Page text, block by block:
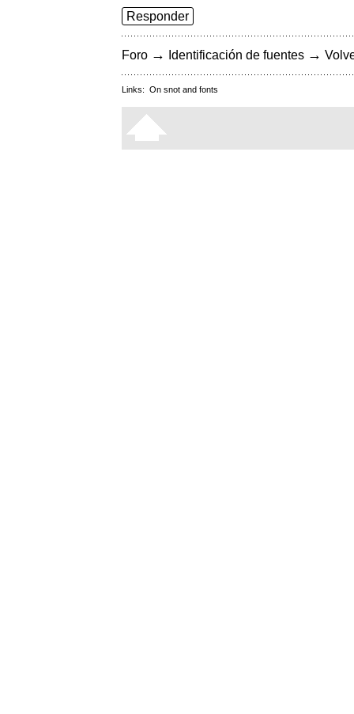
Responder
Foro → Identificación de fuentes →
Links: On snot and fonts